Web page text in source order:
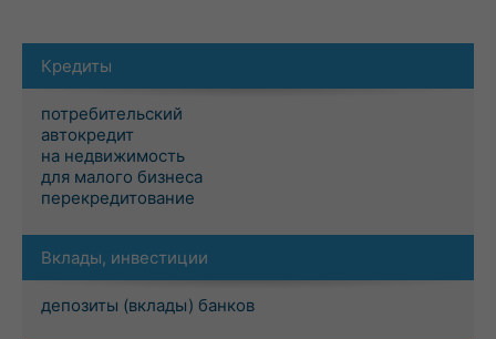
Кредиты
потребительский
автокредит
на недвижимость
для малого бизнеса
перекредитование
Вклады, инвестиции
депозиты (вклады) банков